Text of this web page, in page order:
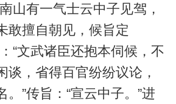
山有一气士云中子见驾，
敢擅自朝见，候旨定
“文武诸臣还抱本伺候，不
谈，省得百官纷纷议论，
。”传旨：“宣云中子。”进